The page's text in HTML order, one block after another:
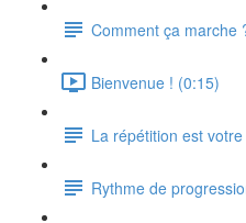
Comment ça marche
Bienvenue ! (0:15)
La répétition est
Rythme de